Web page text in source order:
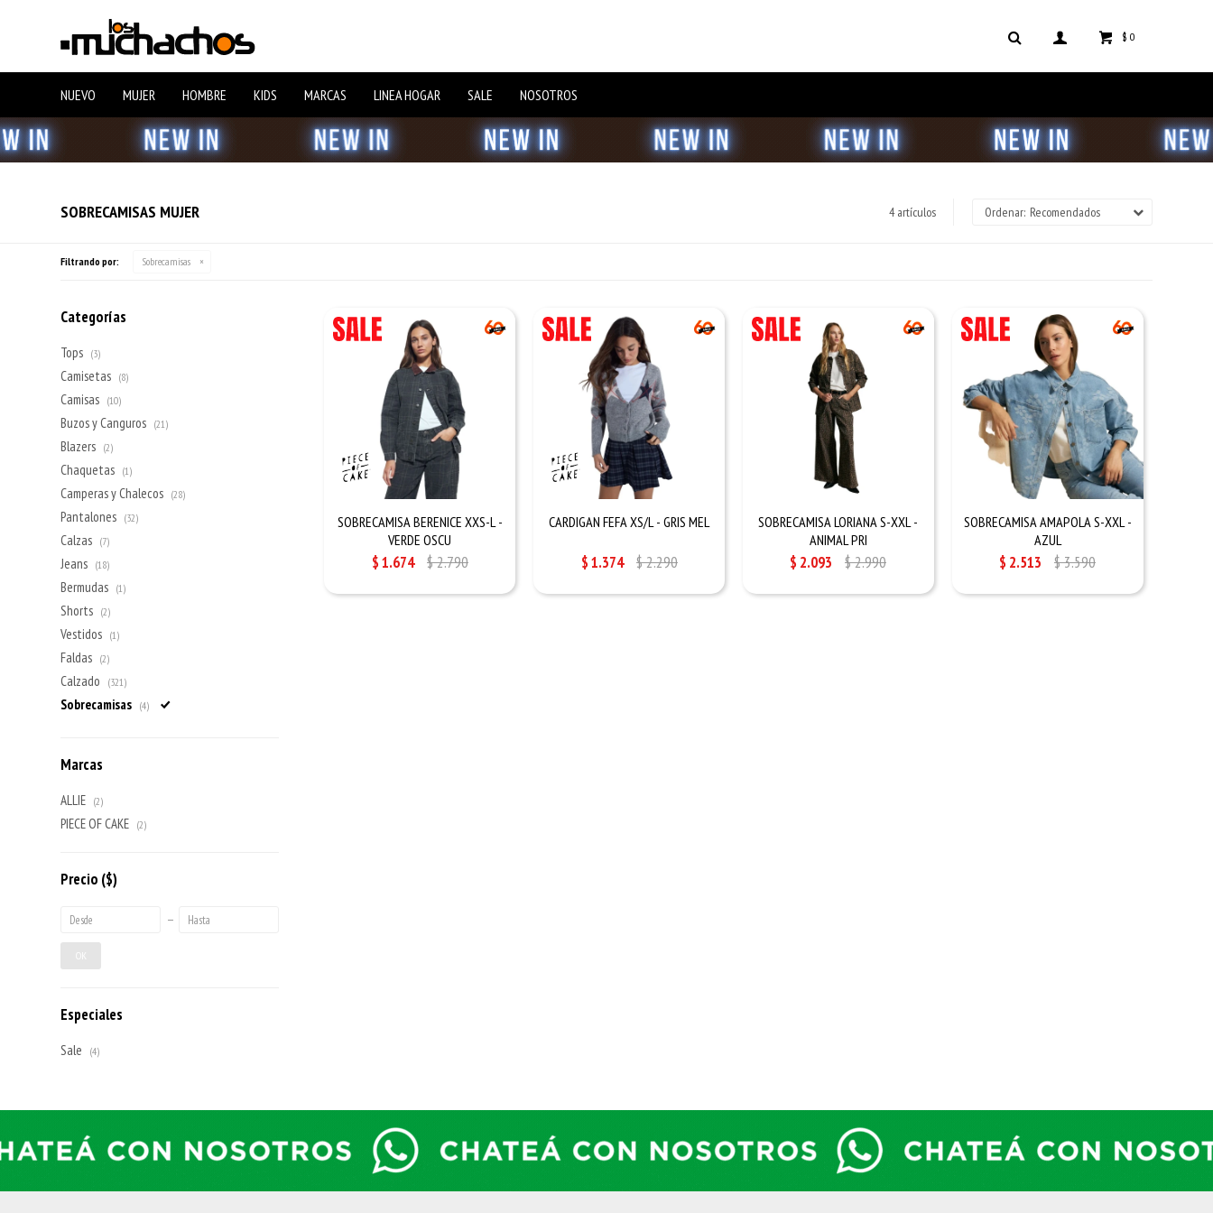
NUEVO MUJER HOMBRE KIDS MARCAS LINEA HOGAR SALE NOSOTROS
$ 0
SOBRECAMISAS MUJER 4 artículos Recomendados
Filtrando por: Sobrecamisas
SOBRECAMISA BERENICE XXS-L -
VERDE OSCU
$1.674 $2.790
CARDIGAN FEFA XS/L - GRIS MEL
$1.374 $2.290
SOBRECAMISA LORIANA S-XXL -
ANIMAL PRI
$ 2.093 $2.990
SOBRECAMISA AMAPOLA S-XXL -
AZUL
$ 2.513 $3.590
Categorías
Tops (3)
Camisetas (8)
Camisas (10)
Buzos y Canguros (21)
Blazers (2)
Chaquetas (1)
Camperas y Chalecos (28)
Pantalones (32)
Calzas (7)
Jeans (18)
Bermudas (1)
Shorts (2)
Vestidos (1)
Faldas (2)
Calzado (321)
Sobrecamisas (4)
Marcas
ALLIE (2)
PIECE OF CAKE (2)
Precio ($)
OK
Especiales
Sale (4)